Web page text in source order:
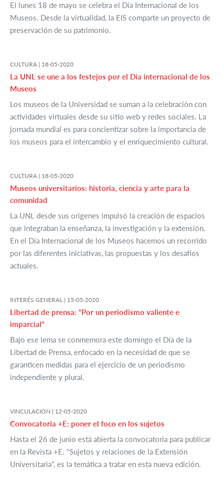
El lunes 18 de mayo se celebra el Día Internacional de los
Museos. Desde la virtualidad, la EIS comparte un proyecto de
preservación de su patrimonio.
CULTURA | 18-05-2020
La UNL se une a los festejos por el Dia internacional de los
Museos
Los museos de la Universidad se suman a la celebración con
actividades virtuales desde su sitio web y redes sociales. La
jornada mundial es para concientizar sobre la importancia de
los museos para el intercambio y el enriquecimiento cultural.
CULTURA | 18-05-2020
Museos universitarios: historia, ciencia y arte para la
comunidad
La UNL desde sus orígenes impulsó la creación de espacios
que integraban la enseñanza, la investigación y la extensión.
En el Día Internacional de los Museos hacemos un recorrido
por las diferentes iniciativas, las propuestas y los desafíos
actuales.
INTERÉS GENERAL | 15-05-2020
Libertad de prensa: “Por un periodismo valiente e
imparcial”
Bajo ese lema se conmemora este domingo el Día de la
Libertad de Prensa, enfocado en la necesidad de que se
garanticen medidas para el ejercicio de un periodismo
independiente y plural.
VINCULACION | 12-05-2020
Convocatoria +E: poner el foco en los sujetos
Hasta el 26 de junio está abierta la convocatoria para publicar
en la Revista +E. "Sujetos y relaciones de la Extensión
Universitaria", es la temática a tratar en esta nueva edición.